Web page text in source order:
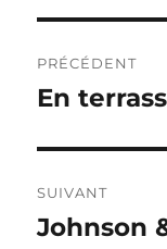
de
PRÉCÉDENT
Publication
En
SUIVANT
Publication
Johnson